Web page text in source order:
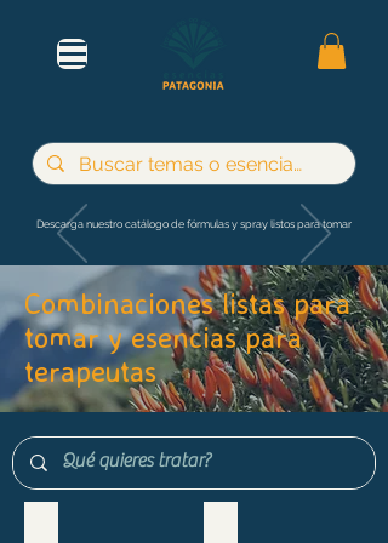
Descarga nuestro catálogo de fórmulas y spray listos para tomar
Combinaciones listas para
tomar y esencias para
terapeutas